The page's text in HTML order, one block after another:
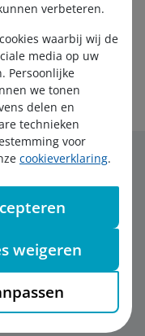
verbeteren.
waarbij wij de
media op uw
Persoonlijke
we tonen
delen en
technieken
voor
cookieverklaring.
weigeren